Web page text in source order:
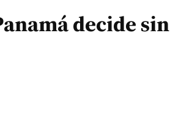
decide sin